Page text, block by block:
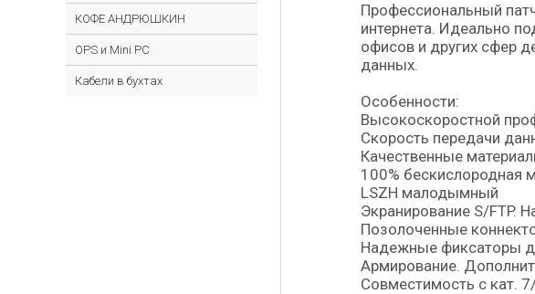
КОФЕ АНДРЮШКИН
OPS и Mini PC
Кабели в бухтах
Профессиональный
интернета. Идеально
офисов и других сфер
данных.
Особенности:
Высокоскоростной
Скорость передачи
Качественные
100% бескислородная
LSZH малодымный
Экранирование S/FTP.
Позолоченные
Надежные фиксаторы
Армирование.
Совместимость с кат.